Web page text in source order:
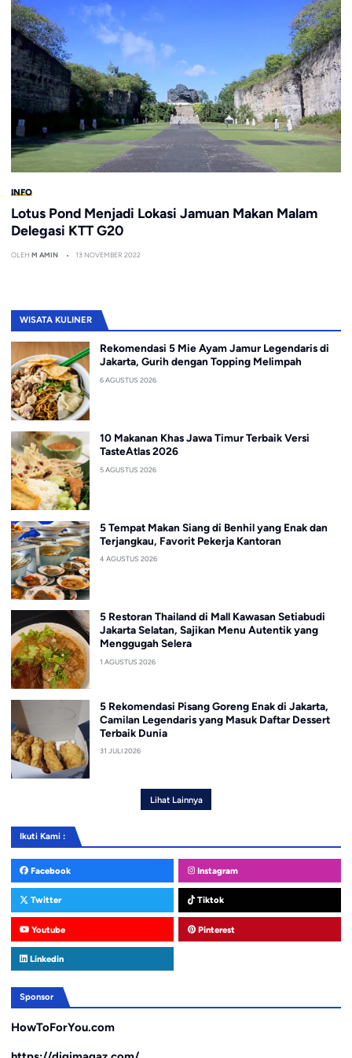
INFO
Lotus Pond Menjadi Lokasi Jamuan Makan Malam
Delegasi KTT G20
OLEH M AMIN 13 NOVEMBER 2022
WISATA KULINER
Rekomendasi 5 Mie Ayam Jamur Legendaris di
Jakarta, Gurih dengan Topping Melimpah
6 AGUSTUS 2026
10 Makanan Khas Jawa Timur Terbaik Versi
TasteAtlas 2026
5 AGUSTUS 2026
5 Tempat Makan Siang di Benhil yang Enak dan
Terjangkau, Favorit Pekerja Kantoran
4 AGUSTUS 2026
5 Restoran Thailand di Mall Kawasan Setiabudi
Jakarta Selatan, Sajikan Menu Autentik yang
Menggugah Selera
1 AGUSTUS 2026
5 Rekomendasi Pisang Goreng Enak di Jakarta,
Camilan Legendaris yang Masuk Daftar Dessert
Terbaik Dunia
31 JULI 2026
Lihat Lainnya
Ikuti Kami :
Facebook Instagram
Twitter Tiktok
Youtube Pinterest
Linkedin
Sponsor
HowToForYou.com